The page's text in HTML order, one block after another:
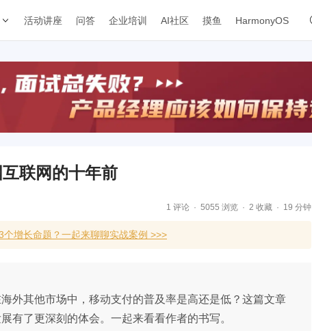
活动讲座 问答 企业培训 AI社区 摸鱼 HarmonyOS
联网的十年前
1 评论 5055 浏览 2 收藏 19 分钟
增长命题？一起来聊聊实战案例 >>>
外其他市场中，移动支付的普及率是高还是低？这篇文章
有了更深刻的体会。一起来看看作者的书写。